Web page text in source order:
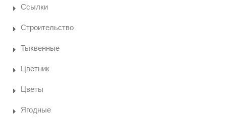
Ссылки
Строительство
Тыквенные
Цветник
Цветы
Ягодные